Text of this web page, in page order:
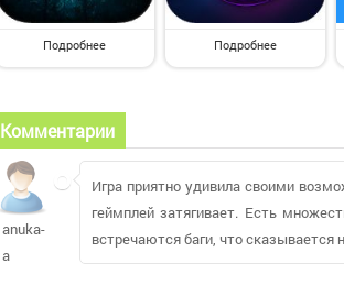
Подробнее Подробнее
Комментарии
anuka-
a
Игра приятно удивила своими
геймплей затягивает. Есть
встречаются баги, что